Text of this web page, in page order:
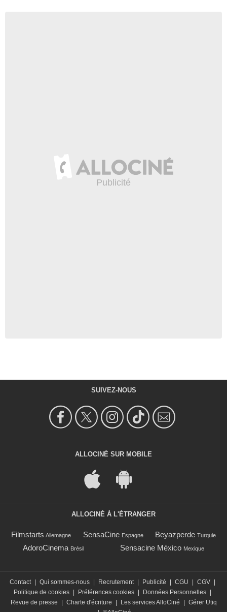
SUIVEZ-NOUS
ALLOCINÉ SUR MOBILE
ALLOCINÉ À L'ÉTRANGER
Filmstarts Allemagne SensaCine Espagne Beyazperde Turquie
AdoroCinema Brésil Sensacine México Mexique
Contact Qui sommes-nous Recrutement Publicité CGU CGV
Politique de cookies
Préférences cookies Données Personnelles
Revue de presse
Charte d'écriture Les services AlloCiné
Gérer Utiq